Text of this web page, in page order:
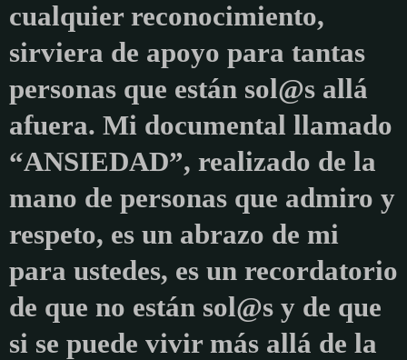
cualquier reconocimiento,
sirviera de apoyo para tantas
personas que están sol@s allá
afuera. Mi documental llamado
“ANSIEDAD”, realizado de la
mano de personas que admiro y
respeto, es un abrazo de mi
para ustedes, es un recordatorio
de que no están sol@s y de que
si se puede vivir más allá de la